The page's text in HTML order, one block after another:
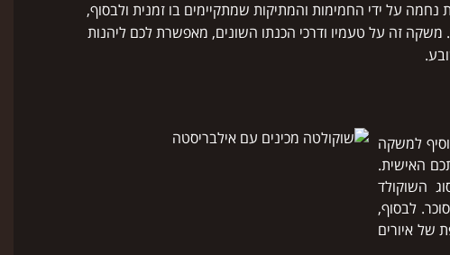
על ידי החמימות והמתיקות שמתקיימים בו זמנית ולבסוף,
משקה זה על טעמיו ודרכי הכנתו השונים, מאפשרת לכם ליהנות
למשקה
האישית.
השוקולד
לבסוף,
של איורים